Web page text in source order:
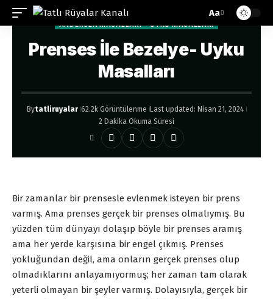
Aa
ANDERSEN MASALLARI UYKU MASALLARI
Prenses İle Bezelye- Uyku
Masalları
Bytatliruyalar 62.2k Görüntülenme Last updated: Nisan 21, 2024
2 Dakika Okuma Süresi
Bir zamanlar bir prensesle evlenmek isteyen bir prens
varmış. Ama prenses gerçek bir prenses olmalıymış. Bu
yüzden tüm dünyayı dolaşıp böyle bir prenses aramış
ama her yerde karşısına bir engel çıkmış. Prenses
yokluğundan değil, ama onların gerçek prenses olup
olmadıklarını anlayamıyormuş; her zaman tam olarak
yeterli olmayan bir şeyler varmış. Dolayısıyla, gerçek bir